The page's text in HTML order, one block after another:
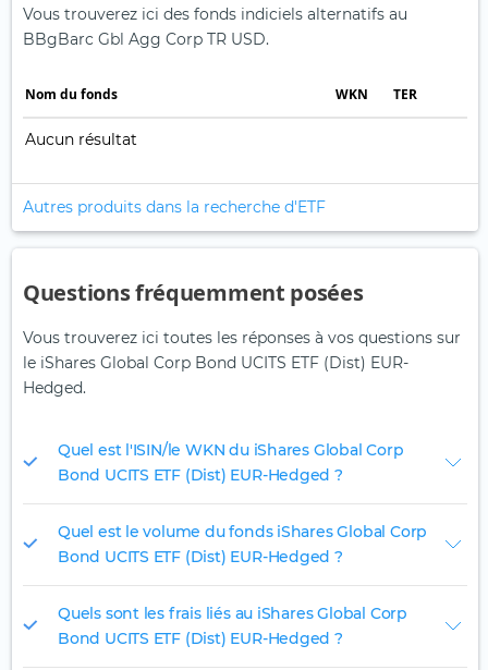
Vous trouverez ici des fonds indiciels alternatifs au
BBgBarc Gbl Agg Corp TR USD.
Nom du fonds WKN TER
Aucun résultat
Autres produits dans la recherche d'ETF
Questions fréquemment posées
Vous trouverez ici toutes les réponses à vos questions sur
le iShares Global Corp Bond UCITS ETF (Dist) EUR-
Hedged.
Quel est l'ISIN/le WKN du iShares Global Corp
Bond UCITS ETF (Dist) EUR-Hedged ?
Quel est le volume du fonds iShares Global Corp
Bond UCITS ETF (Dist) EUR-Hedged ?
Quels sont les frais liés au iShares Global Corp
Bond UCITS ETF (Dist) EUR-Hedged ?